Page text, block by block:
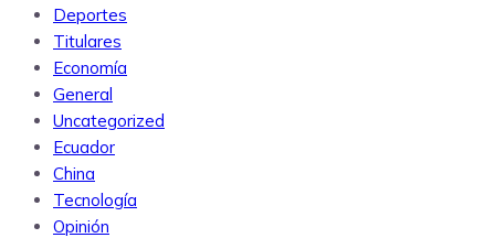
Deportes
Titulares
Economía
General
Uncategorized
Ecuador
China
Tecnología
Opinión